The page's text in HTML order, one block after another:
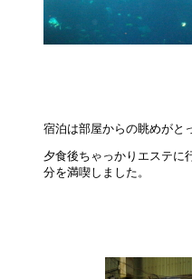
宿泊は部屋からの眺めがと
夕食後ちゃっかりエステに
分を満喫しました。